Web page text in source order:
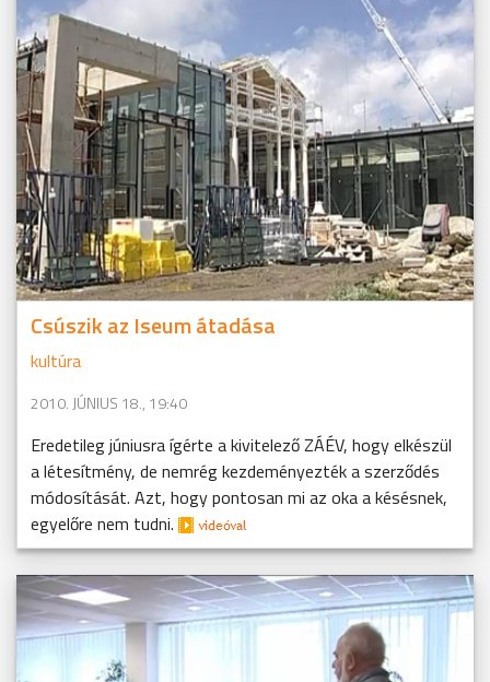
Csúszik az Iseum átadása
kultúra
2010. JÚNIUS 18., 19:40
Eredetileg júniusra ígérte a kivitelező ZÁÉV, hogy elkészül
a létesítmény, de nemrég kezdeményezték a szerződés
módosítását. Azt, hogy pontosan mi az oka a késésnek,
egyelőre nem tudni.